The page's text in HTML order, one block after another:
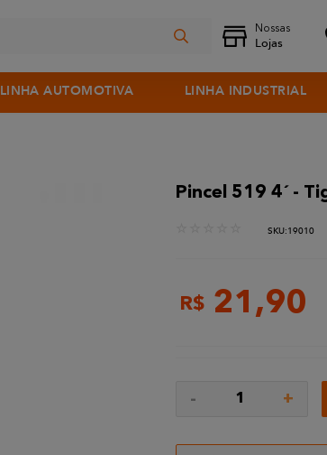
LINHA AUTOMOTIVA LINHA INDUSTRIAL
Pincel 519 4´ -
:19010
R$ 21 ,90
- 1 +